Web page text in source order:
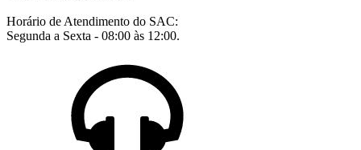
Horário de Atendimento do SAC:
Segunda a Sexta - 08:00 às 12:00.